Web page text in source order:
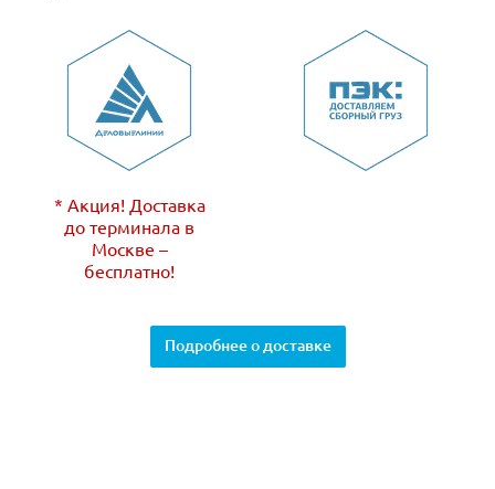
* Акция! Доставка
до терминала в
Москве –
бесплатно!
Подробнее о доставке